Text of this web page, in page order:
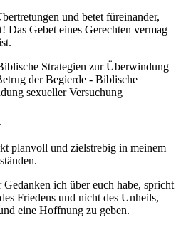
und betet füreinander,
Das Gebet eines Gerechten vermag
Strategien zur Überwindung
der Begierde - Biblische
sexueller Versuchung
planvoll und zielstrebig in meinem
ich über euch habe, spricht
Friedens und nicht des Unheils,
eine Hoffnung zu geben.